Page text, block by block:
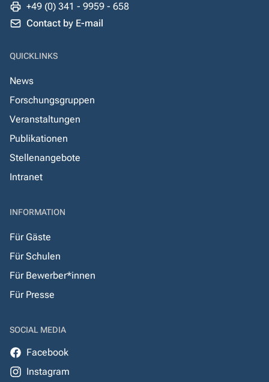
+49 (0) 341 - 9959 - 658
Contact by E-mail
QUICKLINKS
News
Forschungsgruppen
Veranstaltungen
Publikationen
Stellenangebote
Intranet
INFORMATION
Für Gäste
Für Schulen
Für Bewerber*innen
Für Presse
SOCIAL MEDIA
Facebook
Instagram